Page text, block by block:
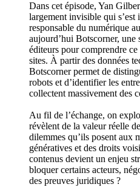
Dans cet épisode, Yan
largement invisible qui s’est
responsable du numérique
aujourd’hui Botscorner,
éditeurs pour comprendre
sites. À partir des données
Botscorner permet de
robots et d’identifier les
collectent massivement des
Au fil de l’échange, on
révèlent de la valeur réelle
dilemmes qu’ils posent aux
génératives et des droits
contenus devient un enjeu
bloquer certains acteurs,
des preuves juridiques ?